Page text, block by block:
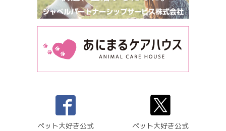
ペット大好き公式
ペット大好き公式